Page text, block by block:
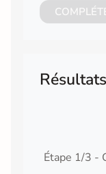
Étape 1/3 -